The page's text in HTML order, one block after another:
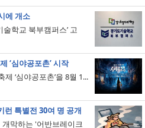
에 개소
학교 북부캠퍼스’ 고
‘심야공포촌’ 시작
‘심야공포촌’을 8월 1...
런 특별전 30여 명 공개
막하는 '어반브레이크